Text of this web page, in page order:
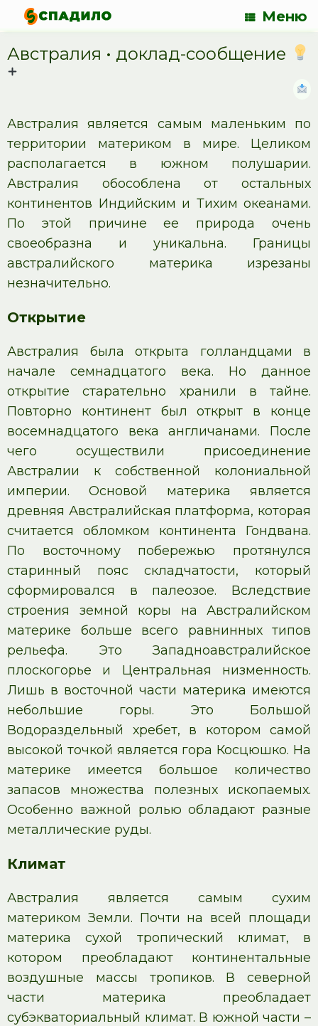
Меню
Австралия • доклад-сообщение
Австралия является самым маленьким по
территории материком в мире. Целиком
располагается в южном полушарии.
Австралия обособлена от остальных
континентов Индийским и Тихим океанами.
По этой причине ее природа очень
своеобразна и уникальна. Границы
австралийского материка изрезаны
незначительно.
Открытие
Австралия была открыта голландцами в
начале семнадцатого века. Но данное
открытие старательно хранили в тайне.
Повторно континент был открыт в конце
восемнадцатого века англичанами. После
чего осуществили присоединение
Австралии к собственной колониальной
империи. Основой материка является
древняя Австралийская платформа, которая
считается обломком континента Гондвана.
По восточному побережью протянулся
старинный пояс складчатости, который
сформировался в палеозое. Вследствие
строения земной коры на Австралийском
материке больше всего равнинных типов
рельефа. Это Западноавстралийское
плоскогорье и Центральная низменность.
Лишь в восточной части материка имеются
небольшие горы. Это Большой
Водораздельный хребет, в котором самой
высокой точкой является гора Косцюшко. На
материке имеется большое количество
запасов множества полезных ископаемых.
Особенно важной ролью обладают разные
металлические руды.
Климат
Австралия является самым сухим
материком Земли. Почти на всей площади
материка сухой тропический климат, в
котором преобладают континентальные
воздушные массы тропиков. В северной
части материка преобладает
субэкваториальный климат. В южной части –